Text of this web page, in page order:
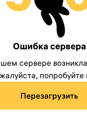
Ошибка сервера
сервере
попробуйте
Перезагрузить